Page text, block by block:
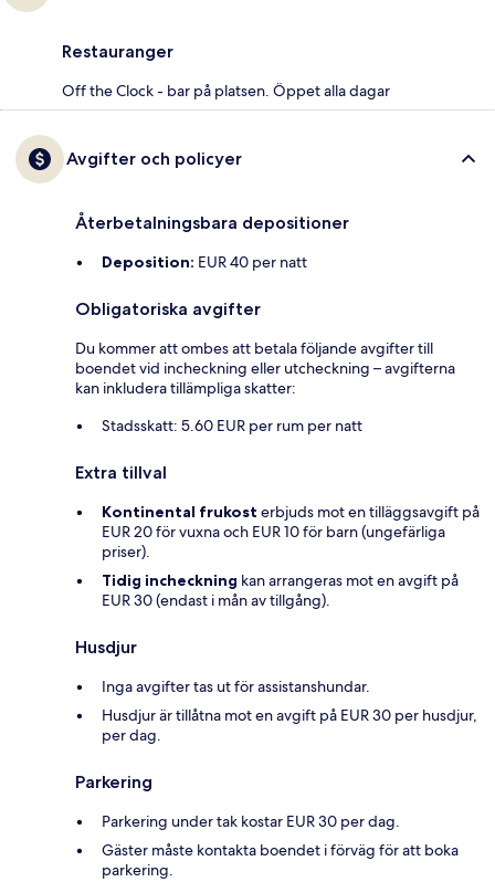
Restauranger
Off the Clock - bar på platsen. Öppet alla dagar
Avgifter och policyer
Återbetalningsbara depositioner
Deposition: EUR 40 per natt
Obligatoriska avgifter
Du kommer att ombes att betala följande avgifter till
boendet vid incheckning eller utcheckning – avgifterna
kan inkludera tillämpliga skatter:
Stadsskatt: 5.60 EUR per rum per natt
Extra tillval
Kontinental frukost erbjuds mot en tilläggsavgift på
EUR 20 för vuxna och EUR 10 för barn (ungefärliga
priser).
Tidig incheckning kan arrangeras mot en avgift på
EUR 30 (endast i mån av tillgång).
Husdjur
Inga avgifter tas ut för assistanshundar.
Husdjur är tillåtna mot en avgift på EUR 30 per husdjur,
per dag.
Parkering
Parkering under tak kostar EUR 30 per dag.
Gäster måste kontakta boendet i förväg för att boka
parkering.